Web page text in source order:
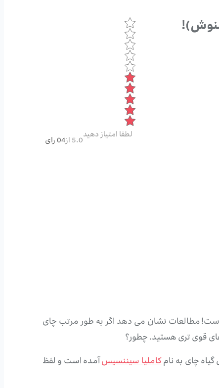
لطفا امتیاز دهید
5.0 از 04 رای
مطالعات نشان می دهد اگر به طور مرتب چای
های قوی تری هستید. چطور؟
گیاه چای به نامکاملیا سیننسیسآمده است و لفظ